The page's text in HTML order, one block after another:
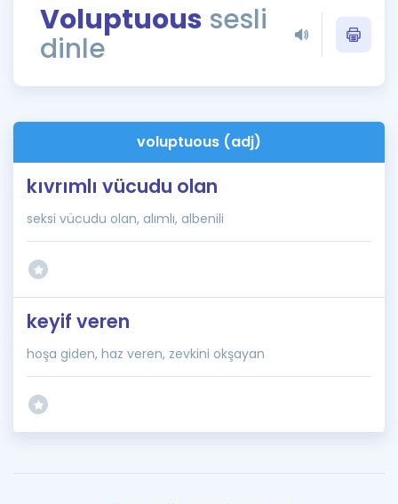
ÖSYM Sınav Takvimi
Kampanyalar
İngilizce Gramer
Voluptuous sesli
dinle
voluptuous (adj)
kıvrımlı vücudu olan
seksi vücudu olan, alımlı, albenili
keyif veren
hoşa giden, haz veren, zevkini okşayan